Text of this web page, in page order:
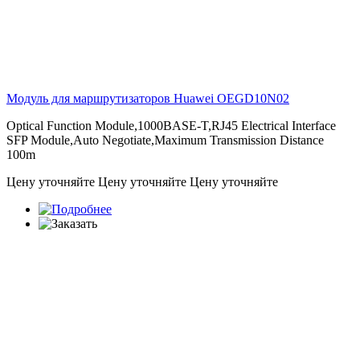
Модуль для маршрутизаторов Huawei OEGD10N02
Optical Function Module,1000BASE-T,RJ45 Electrical Interface
SFP Module,Auto Negotiate,Maximum Transmission Distance
100m
Цену уточняйте Цену уточняйте Цену уточняйте